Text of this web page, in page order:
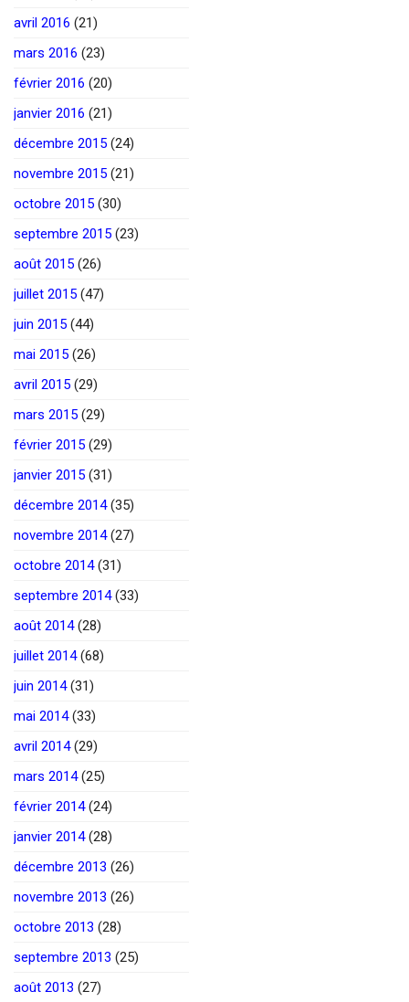
avril 2016 (21)
mars 2016 (23)
février 2016 (20)
janvier 2016 (21)
décembre 2015 (24)
novembre 2015 (21)
octobre 2015 (30)
septembre 2015 (23)
août 2015 (26)
juillet 2015 (47)
juin 2015 (44)
mai 2015 (26)
avril 2015 (29)
mars 2015 (29)
février 2015 (29)
janvier 2015 (31)
décembre 2014(35)
novembre 2014(27)
octobre 2014(31)
septembre 2014(33)
août 2014(28)
juillet 2014(68)
juin 2014(31)
mai 2014(33)
avril 2014(29)
mars 2014(25)
février 2014(24)
janvier 2014(28)
décembre 2013 (26)
novembre 2013 (26)
octobre 2013 (28)
septembre 2013 (25)
août 2013 (27)